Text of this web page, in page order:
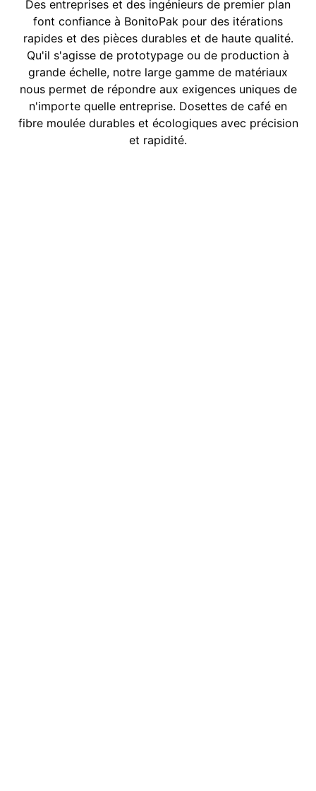
Des entreprises et des ingénieurs de premier plan
font confiance à BonitoPak pour des itérations
rapides et des pièces durables et de haute qualité.
Qu'il s'agisse de prototypage ou de production à
grande échelle, notre large gamme de matériaux
nous permet de répondre aux exigences uniques de
n'importe quelle entreprise. Dosettes de café en
fibre moulée durables et écologiques avec précision
et rapidité.